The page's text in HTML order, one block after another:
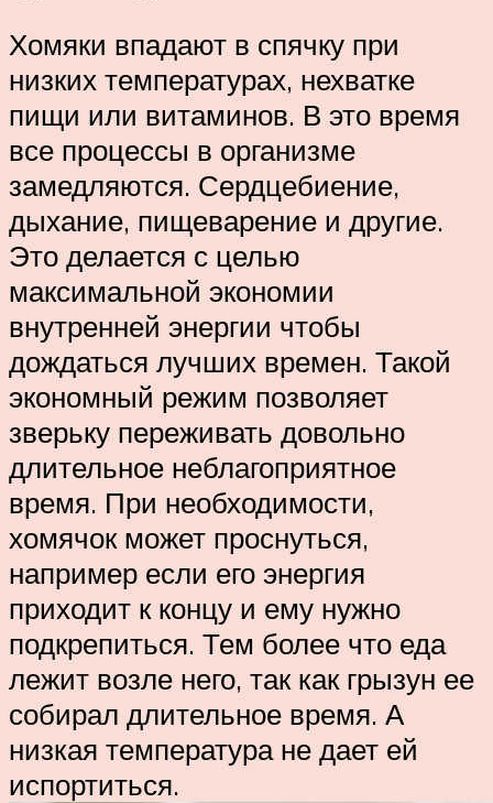
Хомяки впадают в спячку при
низких температурах, нехватке
пищи или витаминов. В это время
все процессы в организме
замедляются. Сердцебиение,
дыхание, пищеварение и другие.
Это делается с целью
максимальной экономии
внутренней энергии чтобы
дождаться лучших времен. Такой
экономный режим позволяет
зверьку переживать довольно
длительное неблагоприятное
время. При необходимости,
хомячок может проснуться,
например если его энергия
приходит к концу и ему нужно
подкрепиться. Тем более что еда
лежит возле него, так как грызун ее
собирал длительное время. А
низкая температура не дает ей
испортиться.